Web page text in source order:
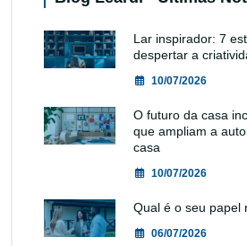
Lar inspirador: 7
despertar a
10/07/2026
O futuro da casa
que ampliam a
casa
10/07/2026
Qual é o seu papel
06/07/2026